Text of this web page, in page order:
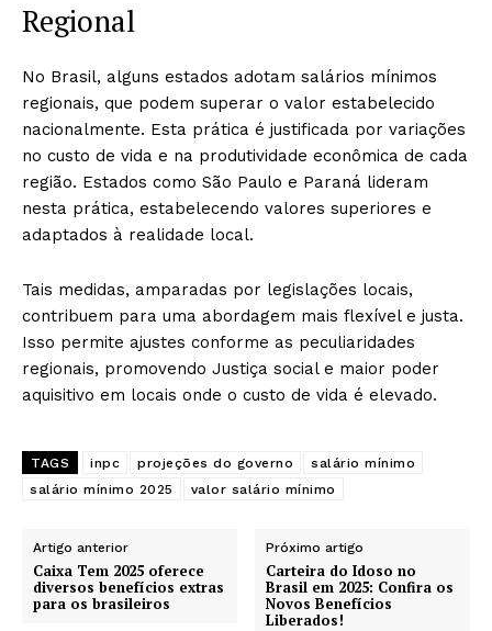
Regional
No Brasil, alguns estados adotam salários mínimos
regionais, que podem superar o valor estabelecido
nacionalmente. Esta prática é justificada por variações
no custo de vida e na produtividade econômica de cada
região. Estados como São Paulo e Paraná lideram
nesta prática, estabelecendo valores superiores e
adaptados à realidade local.
Tais medidas, amparadas por legislações locais,
contribuem para uma abordagem mais flexível e justa.
Isso permite ajustes conforme as peculiaridades
regionais, promovendo Justiça social e maior poder
aquisitivo em locais onde o custo de vida é elevado.
TAGS inpc projeções do governo
salário mínimo
salário mínimo 2025
valor salário mínimo
Artigo anterior
Caixa Tem 2025 oferece
diversos benefícios extras
para os brasileiros
Próximo artigo
Carteira do Idoso no
Brasil em 2025: Confira os
Novos Benefícios
Liberados!